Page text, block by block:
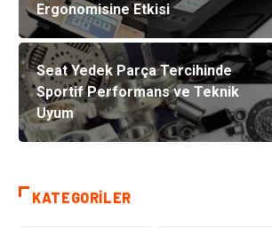
Ergonomisine Etkisi
Seat Yedek Parça Tercihinde
Sportif Performans ve Teknik
Uyum
KATEGORILER